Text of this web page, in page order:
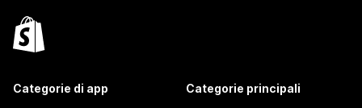
Categorie di app Categorie principali